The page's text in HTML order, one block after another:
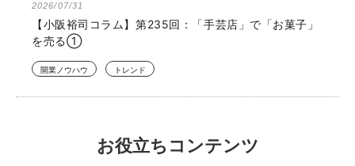
2026/07/31
【小阪裕司コラム】第235回：「手芸店」で「お菓子」
を売る①
開業ノウハウ トレンド
お役立ちコンテンツ